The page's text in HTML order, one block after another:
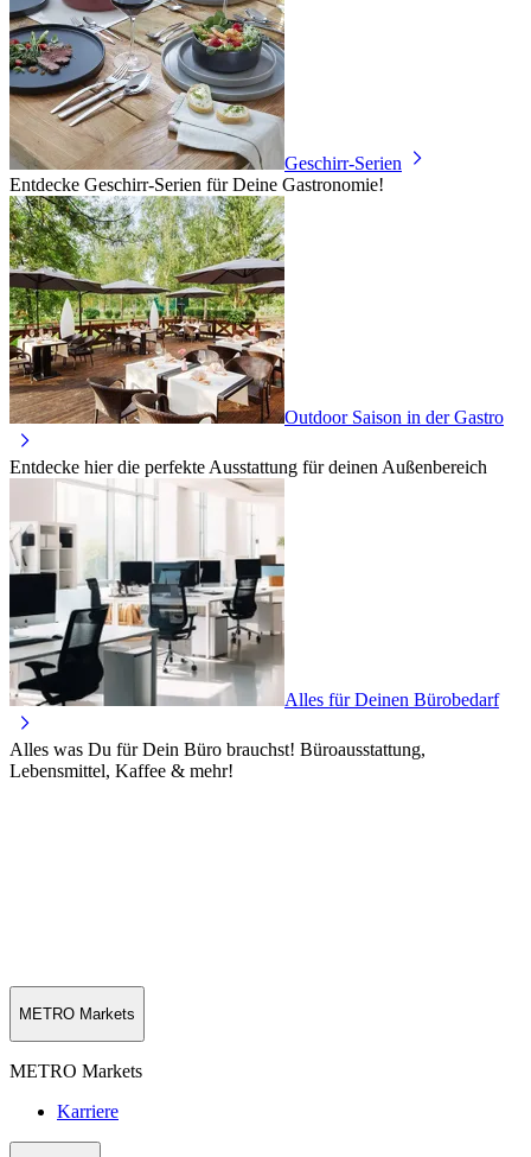
Geschirr-Serien
Entdecke Geschirr-Serien für Deine Gastronomie!
Outdoor Saison in der Gastro
Entdecke hier die perfekte Ausstattung für deinen Außenbereich
Alles für Deinen Bürobedarf
Alles was Du für Dein Büro brauchst! Büroausstattung,
Lebensmittel, Kaffee & mehr!
METRO Markets
METRO Markets
Karriere